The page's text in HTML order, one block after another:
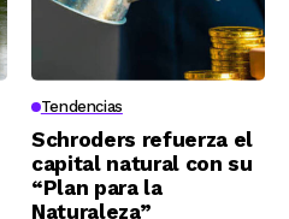
Tendencias
Schroders refuerza el
capital natural con su
“Plan para la
Naturaleza”